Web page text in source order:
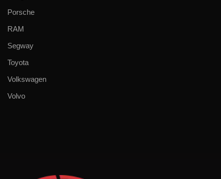
Porsche
RAM
Segway
Toyota
Volkswagen
Volvo